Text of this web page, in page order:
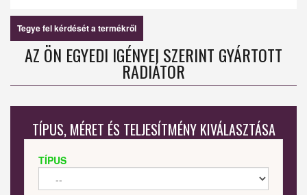
Tegye fel kérdését a termékről
AZ ÖN EGYEDI IGÉNYEI SZERINT GYÁRTOTT
RADIÁTOR
TÍPUS, MÉRET ÉS TELJESÍTMÉNY KIVÁLASZTÁSA
TÍPUS